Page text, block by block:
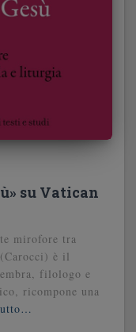
su Vatican
mirofore tra
è il
filologo e
ricompone una